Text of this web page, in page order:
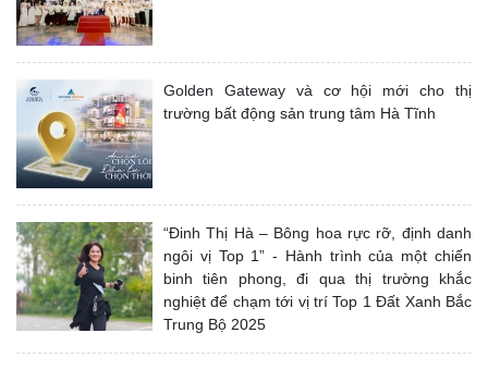
Golden Gateway và cơ hội mới cho thị
trường bất động sản trung tâm Hà Tĩnh
“Đinh Thị Hà – Bông hoa rực rỡ, định danh
ngôi vị Top 1” - Hành trình của một chiến
binh tiên phong, đi qua thị trường khắc
nghiệt để chạm tới vị trí Top 1 Đất Xanh Bắc
Trung Bộ 2025